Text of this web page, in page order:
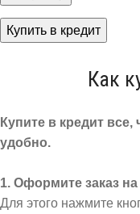
Купить в кредит
Как
Купите в кредит
удобно.
1. Оформите заказ на
Для этого нажмите